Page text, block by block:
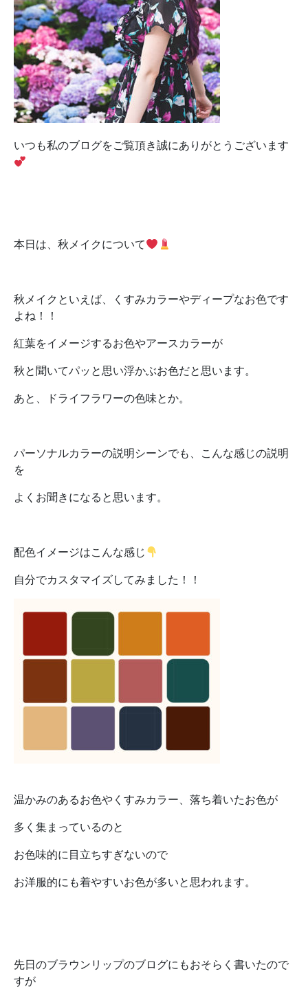
いつも私のブログをご覧頂き誠にありがとうございます
本日は、秋メイクについて
秋メイクといえば、くすみカラーやディープなお色です
よね！！
紅葉をイメージするお色やアースカラーが
秋と聞いてパッと思い浮かぶお色だと思います。
あと、ドライフラワーの色味とか。
パーソナルカラーの説明シーンでも、こんな感じの説明
を
よくお聞きになると思います。
配色イメージはこんな感じ
自分でカスタマイズしてみました！！
温かみのあるお色やくすみカラー、落ち着いたお色が
多く集まっているのと
お色味的に目立ちすぎないので
お洋服的にも着やすいお色が多いと思われます。
先日のブラウンリップのブログにもおそらく書いたので
すが